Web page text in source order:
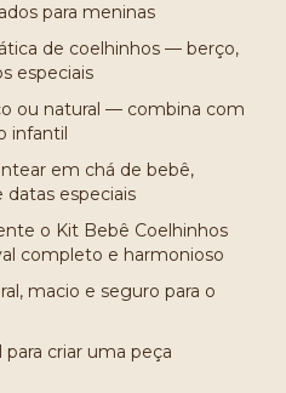
para meninas
de coelhinhos — berço,
especiais
ou natural — combina com
infantil
em chá de bebê,
especiais
o Kit Bebê Coelhinhos
completo e harmonioso
macio e seguro para o
criar uma peça